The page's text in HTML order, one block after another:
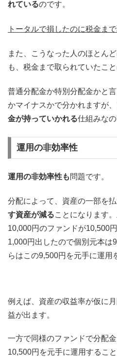
れているのです。
トータルで損したのに税金ま
また、こうなった人のほとん
も、税金まで取られていたこ
普通分配金か特別分配金かと言
かマイナスかで分かれますが、
金が持っていかれる仕組みなの
運用の非効率性
運用の非効率性も 問題です。
分配によって、資産の一部を
す資産が減ることになります
10,000円のファンドが10,500
1,000円出したので個別元本は
らはこの9,500円を元手に運用
例えば、資産の収益率が仮に
益が出ます。
一方で同様のファンドで分配
10,500円を元手に運用すること